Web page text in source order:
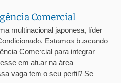
Comercial
multinacional japonesa, líder
Estamos buscando
Comercial para integrar
em atuar na área
vaga tem o seu perfil? Se